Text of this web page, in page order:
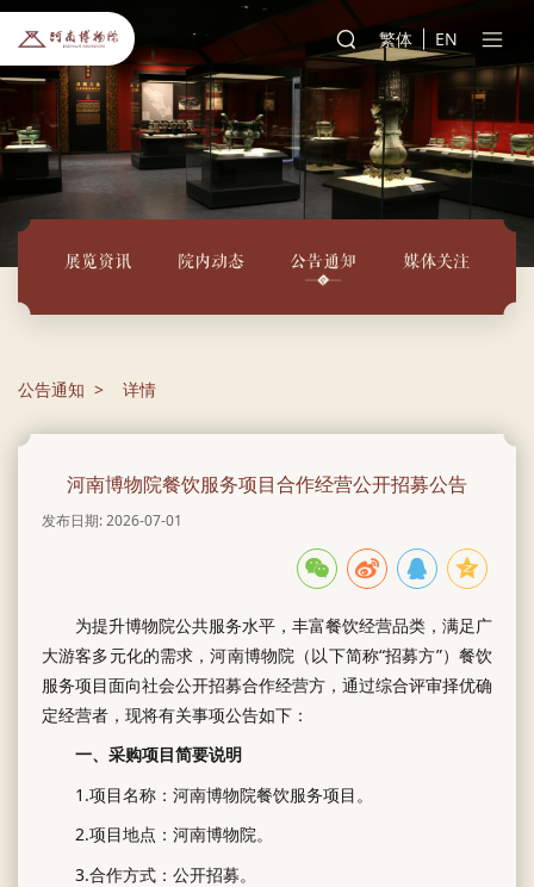
繁体 EN
展览资讯 院内动态 公告通知 媒体关注
公告通知 详情
河南博物院餐饮服务项目合作经营公开招募公告
发布日期: 2026-07-01
为提升博物院公共服务水平，丰富餐饮经营品类，满足广
大游客多元化的需求，河南博物院（以下简称“招募方”）餐饮
服务项目面向社会公开招募合作经营方，通过综合评审择优确
定经营者，现将有关事项公告如下：
一、采购项目简要说明
1.项目名称：河南博物院餐饮服务项目。
2.项目地点：河南博物院。
3.合作方式：公开招募。